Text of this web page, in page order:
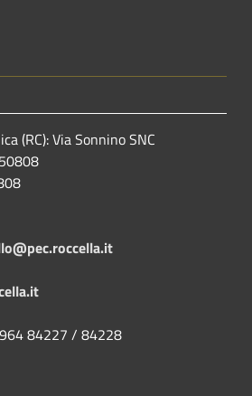
(RC): Via Sonnino SNC
84227 / 84228